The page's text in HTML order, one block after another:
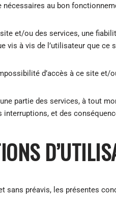
au bon
et/ou des services, une
vis à vis de l’utilisateur que
d’accès à ce site et/
partie des services, à tout
interruptions, et des
sans préavis, les présentes